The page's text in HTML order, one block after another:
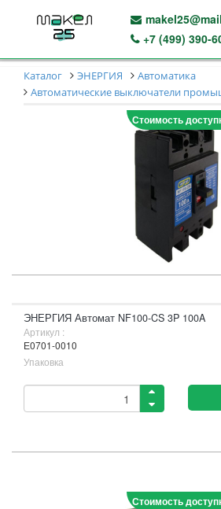
+7 (499) 390-
Каталог ЭНЕРГИЯ
Автоматика
Автоматические выключатели
Стоимость
ЭНЕРГИЯ Автомат NF100-CS 3P 100A
Артикул :
Е0701-0010
Упаковка
Стоимость